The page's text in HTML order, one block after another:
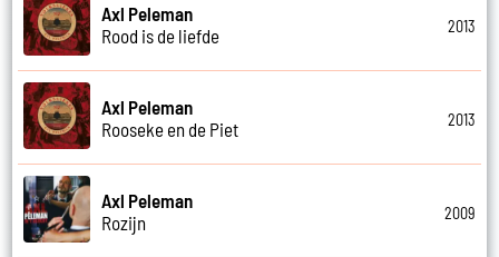
Axl Peleman
Rood is de liefde
2013
Axl Peleman
Rooseke en de Piet
2013
Axl Peleman
Rozijn
2009